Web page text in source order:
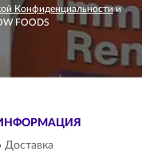
Конфиденциальности и
FOODS
Доставка